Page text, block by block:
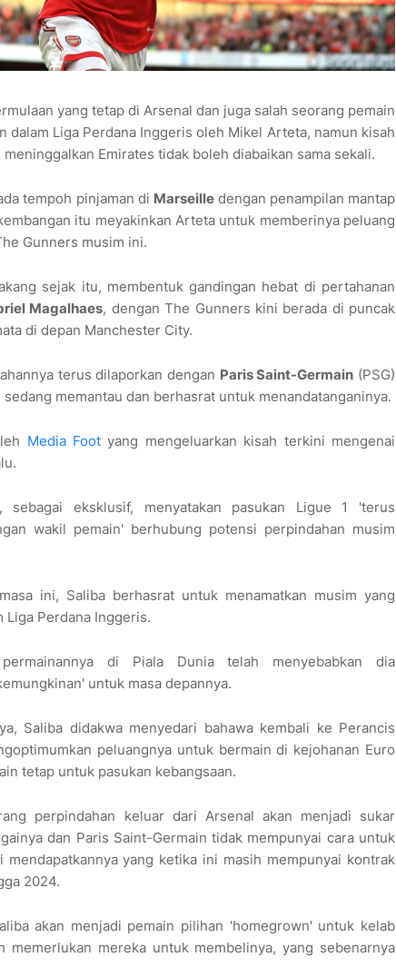
yang tetap di Arsenal dan juga salah seorang pemain
dalam Liga Perdana Inggeris oleh Mikel Arteta, namun kisah
meninggalkan Emirates tidak boleh diabaikan sama sekali.
tempoh pinjaman di Marseilledengan penampilan mantap
itu meyakinkan Arteta untuk memberinya peluang
Gunners musim ini.
sejak itu, membentuk gandingan hebat di pertahanan
Magalhaes, dengan The Gunners kini berada di puncak
di depan Manchester City.
terus dilaporkan dengan Paris Saint-Germain (PSG)
memantau dan berhasrat untuk menandatanganinya.
Media Foot yang mengeluarkan kisah terkini mengenai
sebagai eksklusif, menyatakan pasukan Ligue 1 'terus
wakil pemain' berhubung potensi perpindahan musim
ini, Saliba berhasrat untuk menamatkan musim yang
Liga Perdana Inggeris.
di Piala Dunia telah menyebabkan dia
untuk masa depannya.
Saliba didakwa menyedari bahawa kembali ke Perancis
peluangnya untuk bermain di kejohanan Euro
tetap untuk pasukan kebangsaan.
perpindahan keluar dari Arsenal akan menjadi sukar
dan Paris Saint-Germain tidak mempunyai cara untuk
mendapatkannya yang ketika ini masih mempunyai kontrak
2024.
akan menjadi pemain pilihan 'homegrown' untuk kelab
mereka untuk membelinya, yang sebenarnya